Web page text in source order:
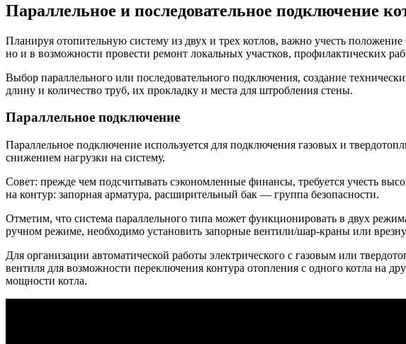
Параллельное и последовательное подключение
Планируя отопительную систему из двух и трех котлов, важно учесть
но и в возможности провести ремонт локальных участков, профилактических
Выбор параллельного или последовательного подключения, создание
длину и количество труб, их прокладку и места для штробления стены.
Параллельное подключение
Параллельное подключение используется для подключения газовых и
снижением нагрузки на систему.
Совет: прежде чем подсчитывать сэкономленные финансы, требуется учесть
на контур: запорная арматура, расширительный бак — группа безопасности.
Отметим, что система параллельного типа может функционировать в двух
ручном режиме, необходимо установить запорные вентили/шар-краны или
Для организации автоматической работы электрического с газовым или
вентиля для возможности переключения контура отопления с одного котла на
мощности котла.